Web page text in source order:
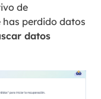
de
perdido datos
datos